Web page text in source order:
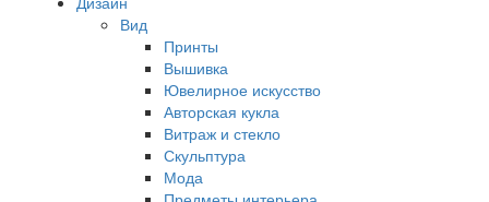
Вид
Принты
Вышивка
Ювелирное искусство
Авторская кукла
Витраж и стекло
Скульптура
Мода